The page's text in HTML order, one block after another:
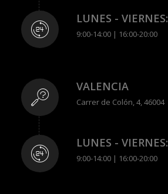
LUNES - VIERNES:
9:00-14:00 | 16:00-20:00
VALENCIA
Carrer de Colón, 4, 46004
LUNES - VIERNES:
9:00-14:00 | 16:00-20:00